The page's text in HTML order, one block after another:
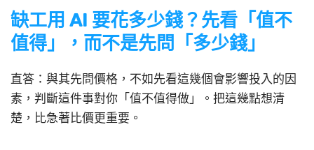
缺工用 AI 要花多少錢？先看「值不
值得」，而不是先問「多少錢」
直答：與其先問價格，不如先看這幾個會影響投入的因
素，判斷這件事對你「值不值得做」。把這幾點想清
楚，比急著比價更重要。